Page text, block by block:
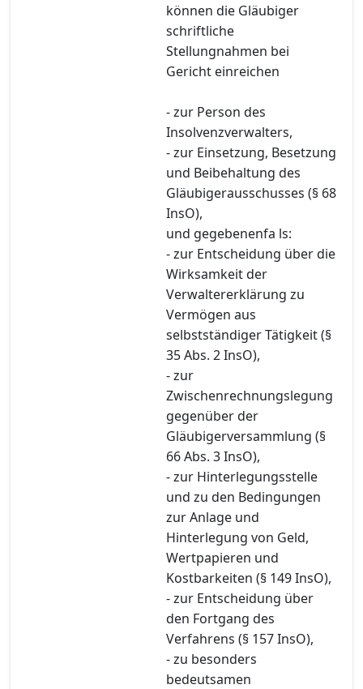
können die Gläubiger
schriftliche
Stellungnahmen bei
Gericht einreichen
- zur Person des
Insolvenzverwalters,
- zur Einsetzung, Besetzung
und Beibehaltung des
Gläubigerausschusses (§ 68
InsO),
und gegebenenfa ls:
- zur Entscheidung über die
Wirksamkeit der
Verwaltererklärung zu
Vermögen aus
selbstständiger Tätigkeit (§
35 Abs. 2 InsO),
- zur
Zwischenrechnungslegung
gegenüber der
Gläubigerversammlung (§
66 Abs. 3 InsO),
- zur Hinterlegungsstelle
und zu den Bedingungen
zur Anlage und
Hinterlegung von Geld,
Wertpapieren und
Kostbarkeiten (§ 149 InsO),
- zur Entscheidung über
den Fortgang des
Verfahrens (§ 157 InsO),
- zu besonders
bedeutsamen